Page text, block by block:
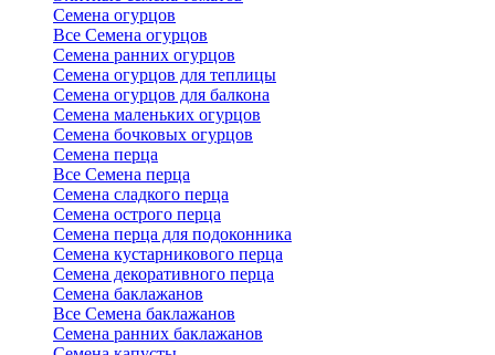
Семена огурцов
Все Семена огурцов
Семена ранних огурцов
Семена огурцов для теплицы
Семена огурцов для балкона
Семена маленьких огурцов
Семена бочковых огурцов
Семена перца
Все Семена перца
Семена сладкого перца
Семена острого перца
Семена перца для подоконника
Семена кустарникового перца
Семена декоративного перца
Семена баклажанов
Все Семена баклажанов
Семена ранних баклажанов